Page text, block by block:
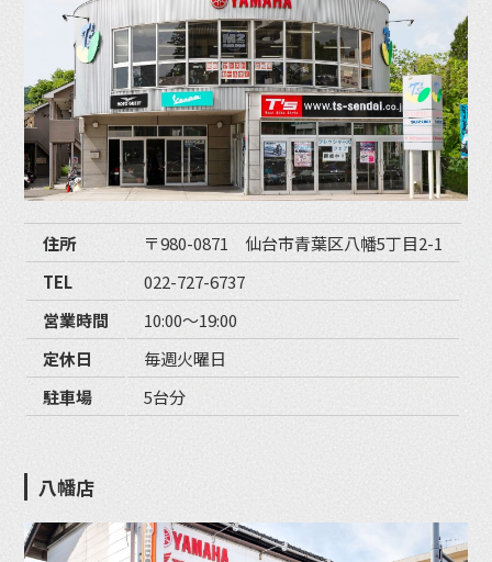
住所
〒980-0871 仙台市青葉区八幡5丁目2-1
TEL
022-727-6737
営業時間
10:00〜19:00
定休日
毎週火曜日
駐車場
5台分
八幡店